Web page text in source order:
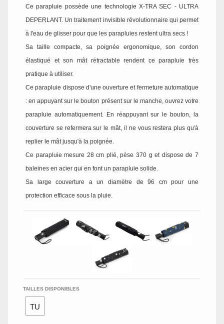
Ce parapluie possède une technologie X-TRA SEC - ULTRA
DEPERLANT. Un traitement invisible révolutionnaire qui permet
à l'eau de glisser pour que les parapluies restent ultra secs !
Sa taille compacte, sa poignée ergonomique, son cordon
élastiqué et son mât rétractable rendent ce parapluie très
pratique à utiliser.
Ce parapluie dispose d'une ouverture et fermeture automatique
: en appuyant sur le bouton présent sur le manche, ouvrez votre
parapluie automatiquement. En réappuyant sur le bouton, la
couverture se refermera sur le mât, il ne vous restera plus qu'à
replier le mât jusqu'à la poignée.
Ce parapluie mesure 28 cm plié, pèse 370 g et dispose de 7
baleines en acier qui en font un parapluie solide.
Sa large couverture a un diamètre de 96 cm pour une
protection efficace sous la pluie.
TAILLES DISPONIBLES
TU